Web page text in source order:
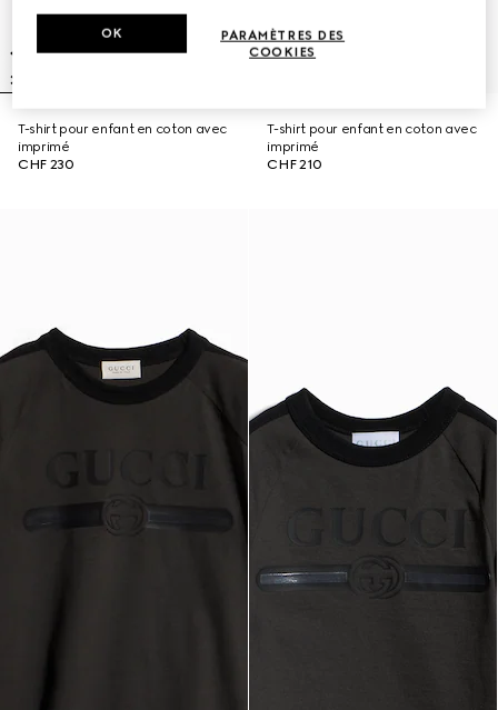
T-shirt pour enfant en coton avec
imprimé
CHF 230
T-shirt pour enfant en coton avec
imprimé
CHF 210
PARAMÈTRES DES
COOKIES
OK